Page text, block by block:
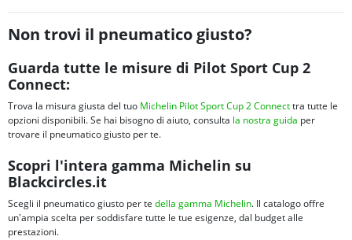
Non trovi il pneumatico giusto?
Guarda tutte le misure di Pilot Sport Cup 2
Connect:
Trova la misura giusta del tuo Michelin Pilot Sport Cup 2 Connecttra tutte le
opzioni disponibili. Se hai bisogno di aiuto, consulta la nostra guida per
trovare il pneumatico giusto per te.
Scopri l'intera gamma Michelin su
Blackcircles.it
Scegli il pneumatico giusto per te della gamma Michelin. Il catalogo offre
un'ampia scelta per soddisfare tutte le tue esigenze, dal budget alle
prestazioni.